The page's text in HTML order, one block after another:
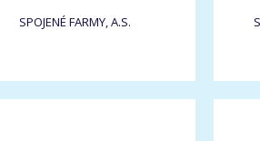
SPOJENÉ FARMY, A.S.